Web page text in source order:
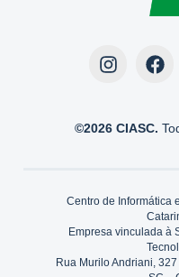
©2026 CIASC.
Centro de Informática
Empresa vinculada à
Rua Murilo Andriani,